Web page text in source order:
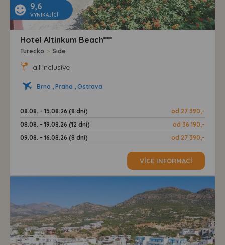
9,6
VYNIKAJÍCÍ
Hotel Altinkum Beach***
Turecko > Side
all inclusive
Brno , Praha , Ostrava
08.08. - 15.08.26 (8 dní)
od 27 390,-
08.08. - 19.08.26 (12 dní)
od 36 190,-
09.08. - 16.08.26 (8 dní)
od 27 390,-
VÍCE INFORMACÍ